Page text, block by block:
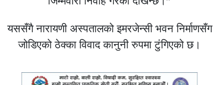
यससँगै नारायणी अस्पतालको इमरजेन्सी भवन निर्माणसँग
जोडिएको ठेक्का विवाद कानुनी रुपमा टुंगिएको छ।